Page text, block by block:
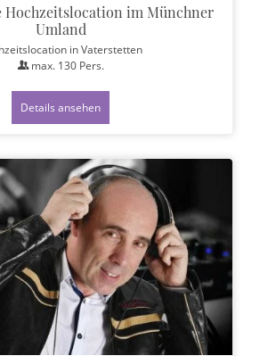
im Münchner
Umland
in Vaterstetten
max. 130Pers.
Details ansehen